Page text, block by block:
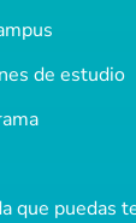
de estudio
que puedas